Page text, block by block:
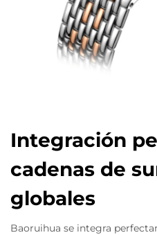
Integración
cadenas de
globales
Baoruihua se integra